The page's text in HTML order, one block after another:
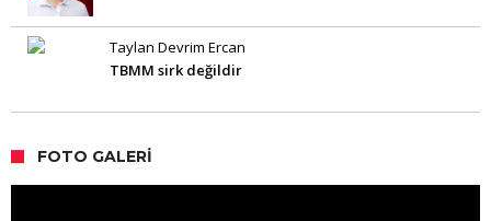
Taylan Devrim Ercan
TBMM sirk değildir
FOTO GALERI